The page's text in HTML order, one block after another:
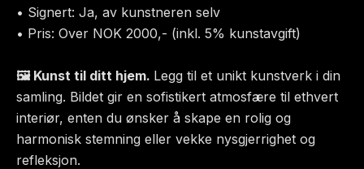
• Signert: Ja, av kunstneren selv
• Pris: Over NOK 2000,- (inkl. 5% kunstavgift)
🖼 Kunst til ditt hjem. Legg til et unikt kunstverk i din
samling. Bildet gir en sofistikert atmosfære til ethvert
interiør, enten du ønsker å skape en rolig og
harmonisk stemning eller vekke nysgjerrighet og
refleksjon.